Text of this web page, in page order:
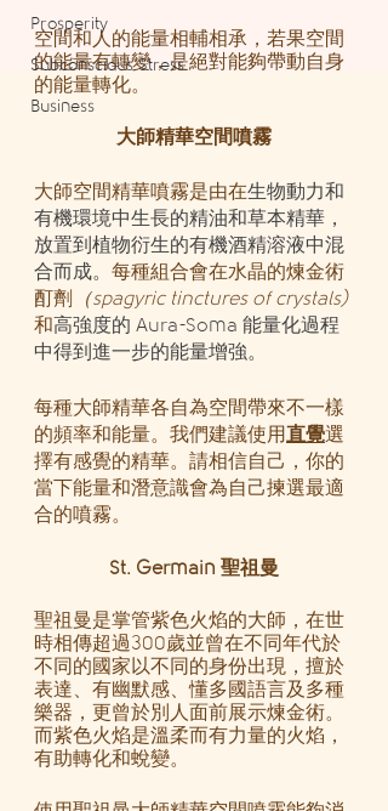
Prosperity
Subconscious Stress
Business
空間和人的能量相輔相承，若果空間
的能量有轉變，是絕對能夠帶動自身
的能量轉化。
大師精華空間噴霧
大師空間精華噴霧是由在生物動力和
有機環境中生長的精油和草本精華，
放置到植物衍生的有機酒精溶液中混
合而成。 每種組合會在水晶的煉金術
酊劑
（spagyric tinctures of crystals)
和高強度的 Aura-Soma 能量化過程
中得到進一步的能量增強。
每種大師精華各自為空間帶來不一樣
的頻率和能量。我們建議使用直覺選
擇有感覺的精華。請相信自己，你的
當下能量和潛意識會為自己揀選最適
合的噴霧。
St. Germain 聖祖曼
聖祖曼是掌管紫色火焰的大師，在世
時相傳超過300歲並曾在不同年代於
不同的國家以不同的身份出現，擅於
表達、有幽默感、懂多國語言及多種
樂器，更曾於別人面前展示煉金術。
而紫色火焰是溫柔而有力量的火焰，
有助轉化和蛻變。